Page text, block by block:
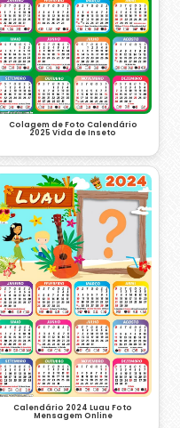
Colagem de Foto Calendário
2025 Vida de Inseto
Calendário 2024 Luau Foto
Mensagem Online